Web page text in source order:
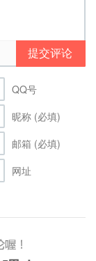
提交评论
QQ号
昵称 (必填)
邮箱 (必填)
网址